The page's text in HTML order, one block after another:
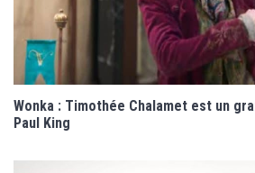
Wonka : Timothée Chalamet est un
Paul King